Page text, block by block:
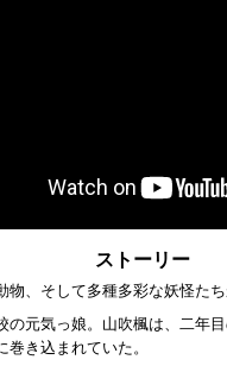
ストーリー
物、そして多種多彩な妖怪たち
の元気っ娘。山吹楓は、二年
巻き込まれていた。